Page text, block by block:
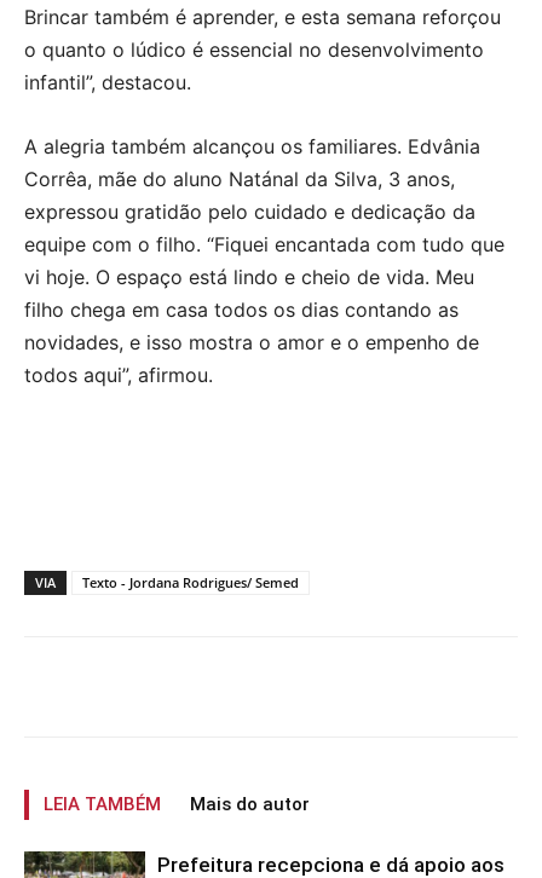
Brincar também é aprender, e esta semana reforçou
o quanto o lúdico é essencial no desenvolvimento
infantil”, destacou.
A alegria também alcançou os familiares. Edvânia
Corrêa, mãe do aluno Natánal da Silva, 3 anos,
expressou gratidão pelo cuidado e dedicação da
equipe com o filho. “Fiquei encantada com tudo que
vi hoje. O espaço está lindo e cheio de vida. Meu
filho chega em casa todos os dias contando as
novidades, e isso mostra o amor e o empenho de
todos aqui”, afirmou.
VIA Texto - Jordana Rodrigues/ Semed
LEIA TAMBÉM Mais do autor
Prefeitura recepciona e dá apoio aos